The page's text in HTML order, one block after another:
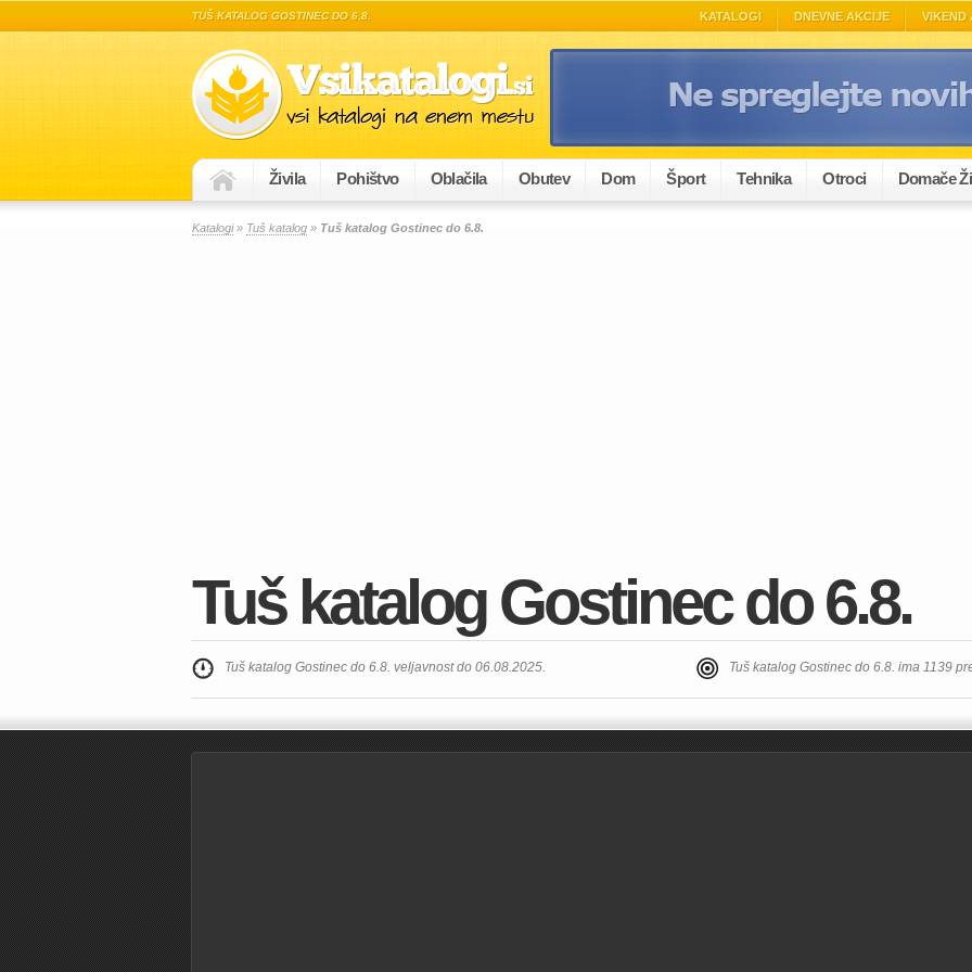
TUŠ KATALOG GOSTINEC DO 6.8. KATALOGI DNEVNE AKCIJE VIKEND
Živila Pohištvo Oblačila Obutev Dom Šport Tehnika Otroci Domače
Katalogi» Tuš katalog » Tuš katalog Gostinec do 6.8.
Tuš katalog Gostinec do 6.8.
Tuš katalog Gostinec do 6.8. veljavnost do 06.08.2025. Tuš katalog Gostinec do 6.8. ima 1139